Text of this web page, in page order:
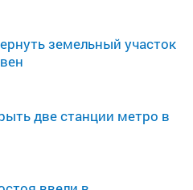
земельный участок
две станции метро в